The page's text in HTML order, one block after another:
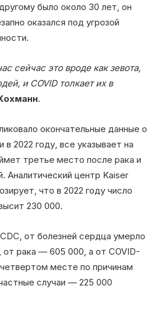
было около 30 лет, он
оказался под угрозой
сейчас это вроде как зевота,
и COVID толкает их в
.
окончательные данные о
в 2022 году, все указывает на
третье место после рака и
Аналитический центр Kaiser
что в 2022 году число
230 000.
от болезней сердца умерло
от рака — 605 000, а от COVID-
месте по причинам
случаи — 225 000